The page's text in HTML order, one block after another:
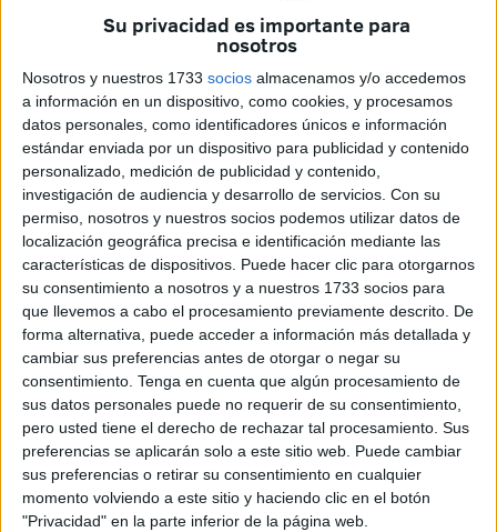
Su privacidad es importante para
nosotros
Nosotros y nuestros 1733 socios almacenamos y/o accedemos
a información en un dispositivo, como cookies, y procesamos
datos personales, como identificadores únicos e información
estándar enviada por un dispositivo para publicidad y contenido
personalizado, medición de publicidad y contenido,
investigación de audiencia y desarrollo de servicios. Con su
permiso, nosotros y nuestros socios podemos utilizar datos de
localización geográfica precisa e identificación mediante las
características de dispositivos. Puede hacer clic para otorgarnos
su consentimiento a nosotros y a nuestros 1733 socios para
que llevemos a cabo el procesamiento previamente descrito. De
forma alternativa, puede acceder a información más detallada y
cambiar sus preferencias antes de otorgar o negar su
consentimiento. Tenga en cuenta que algún procesamiento de
sus datos personales puede no requerir de su consentimiento,
pero usted tiene el derecho de rechazar tal procesamiento. Sus
preferencias se aplicarán solo a este sitio web. Puede cambiar
sus preferencias o retirar su consentimiento en cualquier
momento volviendo a este sitio y haciendo clic en el botón
"Privacidad" en la parte inferior de la página web.
experiencia que vivió un vecino mientras se encontraba
cerca del Muelle Alfau y con dirección al helipuerto se topó
con algo que no había visto antes y que describió en
principiocomo una“serpiente blanca”sin conocer
realmente de lo que se trataba.
Era de noche y lo que divisabase parecía a réptil que
serpenteaba rozando la superficie. “No es común verla
por aquí o al menosen el agua”, manifestó con asombro el
testigo que no dudó en grabar un vídeo para mostrárselo a
sus conocidos a la espera de que alguien le aclararácon
qué animal había sido este encuentro.
Las imágenes que pudo captar este asombrado vecino
sirvieron para poder identificarla y de acuerdo con lo que
informaron desde la Fundación Museo del Mar de Ceuta,
lo que nadaba por esta zona la noche del lunes es un
cerebratulus que también pudiera ser conocido como
‘gusano de cinta’ o ‘gusano acintado’ dependiendo de